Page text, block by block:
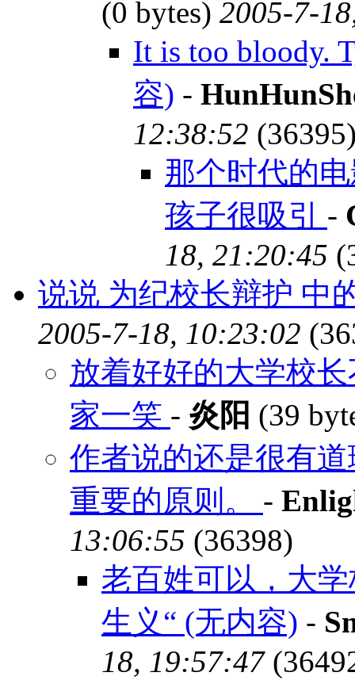
(0 bytes) 2005-7-
It is too bloody.
容) -
12:38:52
那个时代的
孩子很吸引 -
18, 21:20:45
说说 为纪校长辩护 中
2005-7-18, 10:23:02
放着好好的大学校
家一笑 - 炎阳 (39
作者说的还是很有
重要的原则。 -
13:06:55 (36398)
老百姓可以，大
生义“ (无内容) -
18, 19:57:47